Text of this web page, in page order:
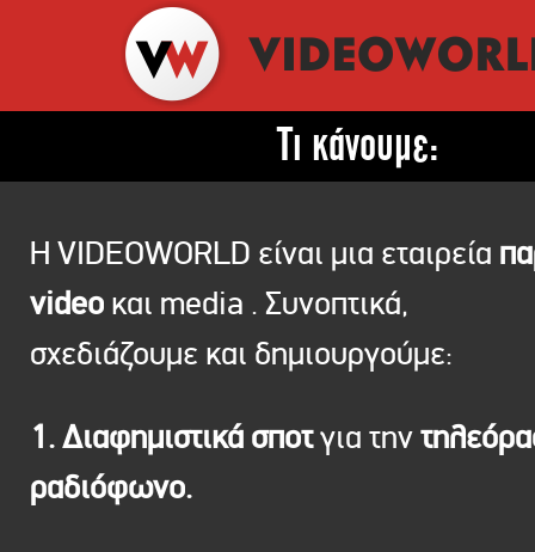
Τι κάνουμε:
Η VIDEOWORLD είναι μια εταιρεία
video και media . Συνοπτικά,
σχεδιάζουμε και δημιουργούμε:
1. Διαφημιστικά σποτγια την
ραδιόφωνο.